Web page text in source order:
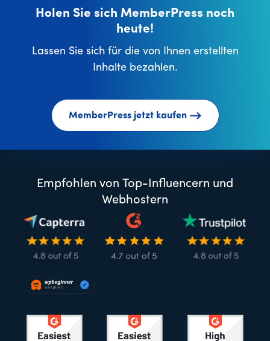
Holen Sie sich MemberPress noch
heute!
Lassen Sie sich für die von Ihnen erstellten
Inhalte bezahlen.
MemberPress jetzt kaufen
Empfohlen von Top-Influencern und
Webhostern